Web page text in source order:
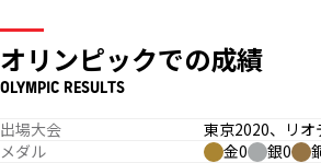
オリンピックでの成績
OLYMPIC RESULTS
出場大会
東京2020、リオ
メダル
金0 銀0